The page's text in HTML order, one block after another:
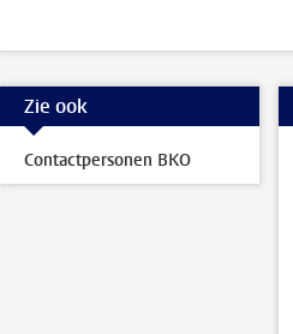
Zie ook
Contactpersonen BKO